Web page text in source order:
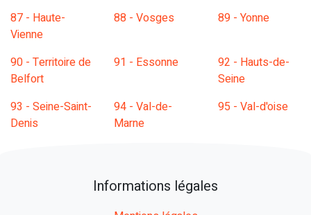
87 - Haute-
Vienne
88 - Vosges 89 - Yonne
90 - Territoire de
Belfort
91 - Essonne
92 - Hauts-de-
Seine
93 - Seine-Saint-
Denis
94 - Val-de-
Marne
95 - Val-d'oise
Informations légales